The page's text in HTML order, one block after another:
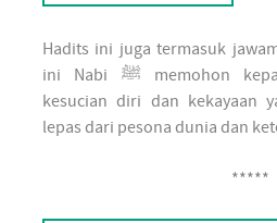
Hadits ini juga termasuk
ini Nabi ﷺ memohon kepada Rabb-nya hidayah,
kesucian diri dan kekayaan
lepas dari pesona dunia dan
*****